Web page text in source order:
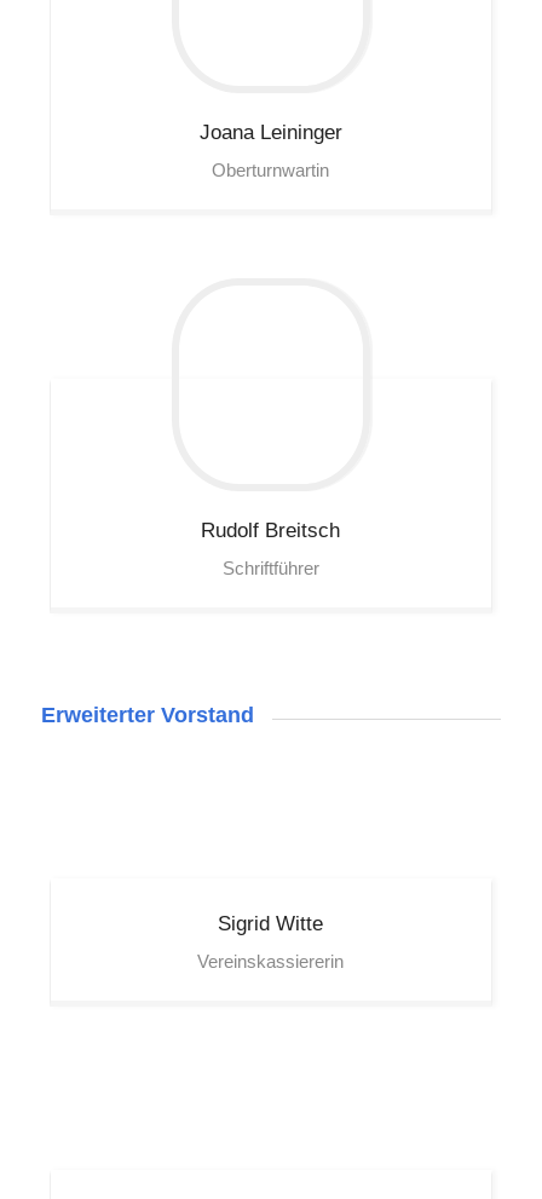
Joana Leininger
Oberturnwartin
Rudolf Breitsch
Schriftführer
Erweiterter Vorstand
Sigrid Witte
Vereinskassiererin